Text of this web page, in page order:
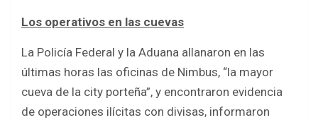
Los operativos en las cuevas
La Policía Federal y la Aduana allanaron en las
últimas horas las oficinas de Nimbus, “la mayor
cueva de la city porteña”, y encontraron evidencia
de operaciones ilícitas con divisas, informaron